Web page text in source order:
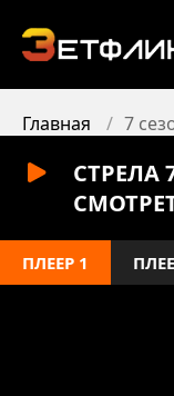
Главная 7
СТРЕЛА
ПЛЕЕР 1